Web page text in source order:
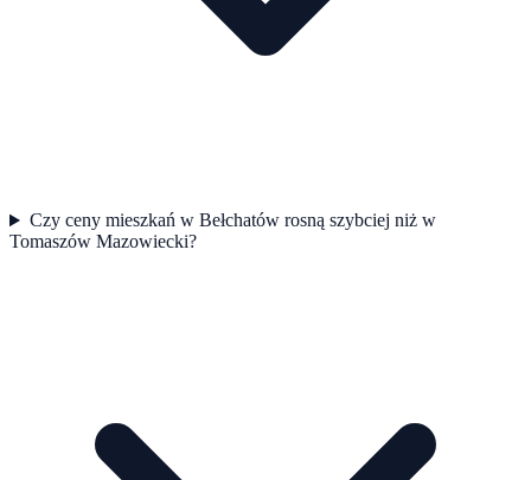
Czy ceny mieszkań w Bełchatów rosną szybciej niż w
Tomaszów Mazowiecki?